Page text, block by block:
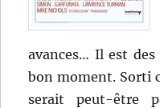
avances… Il est
bon moment. Sorti
serait peut-être